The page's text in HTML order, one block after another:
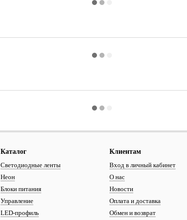
Каталог
Светодиодные ленты
Неон
Блоки питания
Управление
LED-профиль
Клиентам
Вход в личный кабинет
О нас
Новости
Оплата и доставка
Обмен и возврат